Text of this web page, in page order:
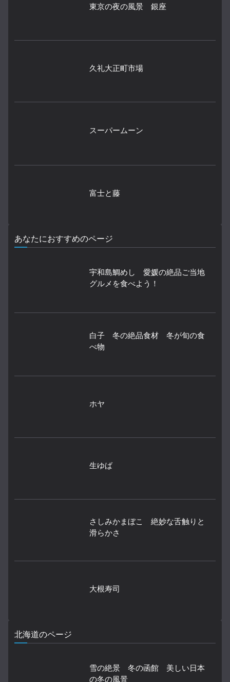
東京の夜の風景 銀座
久礼大正町市場
スーパームーン
富士と藤
あなたにおすすめのページ
宇和島鯛めし 愛媛の絶品ご当地
グルメを食べよう！
白子 冬の絶品食材 冬が旬の食
べ物
ホヤ
生ゆば
さしみかまぼこ 絶妙な舌触りと
滑らかさ
大根寿司
北海道のページ
雪の絶景 冬の函館 美しい日本
の冬の風景